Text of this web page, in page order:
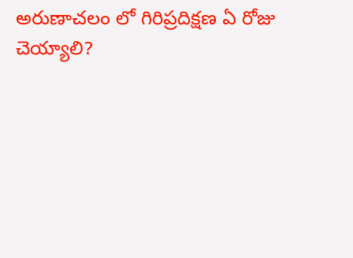
అరుణాచలం లో గిరిప్రదిక్షణ ఏ రోజు
చెయ్యాలి?